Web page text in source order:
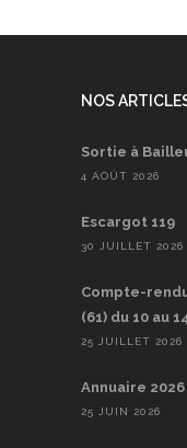
NOS
Sortie à
4 AOÛT 2026
Escargot 119
30 JUILLET 2026
Compte-
(61) du 10 au
25 JUILLET 2026
Annuaire
25 JUIN 2026